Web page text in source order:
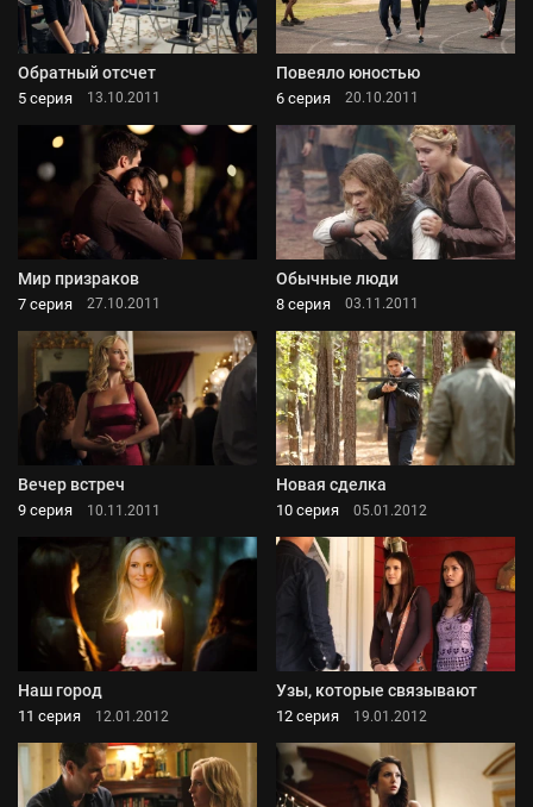
Обратный отсчет
5 серия 13.10.2011
Повеяло юностью
6 серия 20.10.2011
Мир призраков
7 серия 27.10.2011
Обычные люди
8 серия 03.11.2011
Вечер встреч
9 серия 10.11.2011
Новая сделка
10 серия 05.01.2012
Наш город
11 серия 12.01.2012
Узы, которые связывают
12 серия 19.01.2012